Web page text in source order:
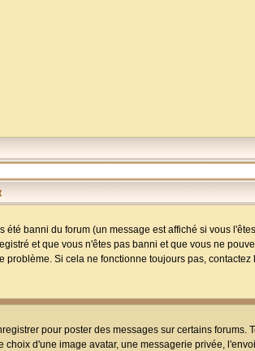
banni du forum (un message est affiché si vous
et que vous n'êtes pas banni et que vous ne
Si cela ne fonctionne toujours pas, contactez
pour poster des messages sur certains forums.
d'une image avatar, une messagerie privée,